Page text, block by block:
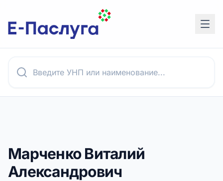
Марченко Виталий
Александрович